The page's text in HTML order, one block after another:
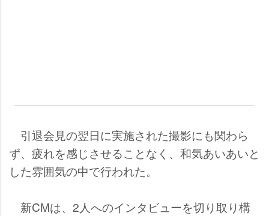
引退会見の翌日に実施された撮影にも関わら
ず、疲れを感じさせることなく、和気あいあいと
した雰囲気の中で行われた。
新CMは、2人へのインタビューを切り取り構